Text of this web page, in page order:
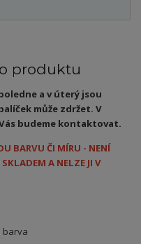
produktu
a v úterý jsou
může zdržet. V
budeme kontaktovat.
BARVU ČI MÍRU - NENÍ
A NELZE JI V
barva